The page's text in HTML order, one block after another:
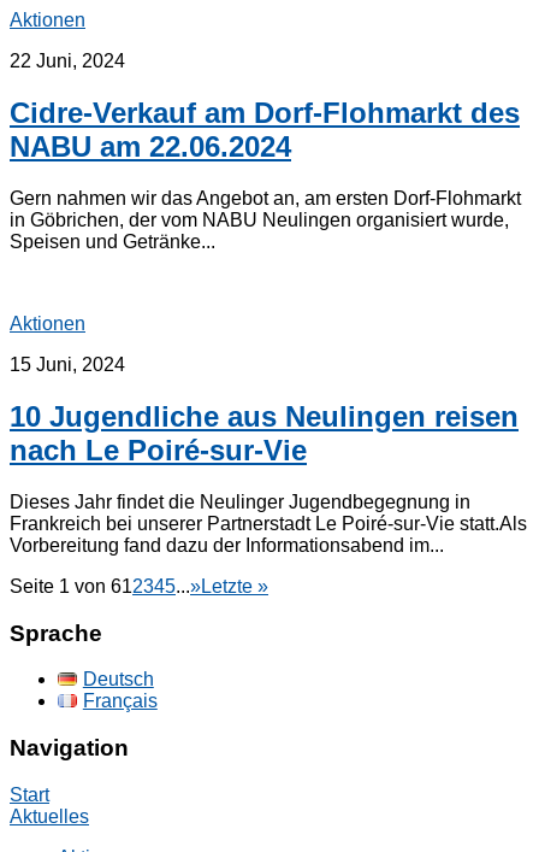
Aktionen
22 Juni, 2024
Cidre-Verkauf am Dorf-Flohmarkt des
NABU am 22.06.2024
Gern nahmen wir das Angebot an, am ersten Dorf-Flohmarkt
in Göbrichen, der vom NABU Neulingen organisiert wurde,
Speisen und Getränke...
Aktionen
15 Juni, 2024
10 Jugendliche aus Neulingen reisen
nach Le Poiré-sur-Vie
Dieses Jahr findet die Neulinger Jugendbegegnung in
Frankreich bei unserer Partnerstadt Le Poiré-sur-Vie statt.Als
Vorbereitung fand dazu der Informationsabend im...
Seite 1 von 612345...»Letzte »
Sprache
Deutsch
Français
Navigation
Start
Aktuelles